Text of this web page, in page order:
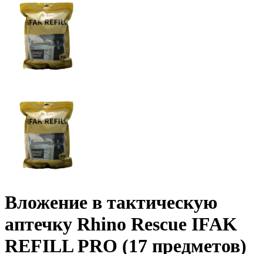
Вложение в тактическую
аптечку Rhino Rescue IFAK
REFILL PRO (17 предметов)